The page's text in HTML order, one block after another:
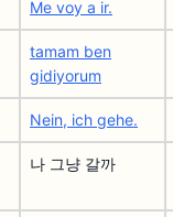
Me voy a ir.
tamam ben
gidiyorum
Nein, ich gehe.
나 그냥 갈까